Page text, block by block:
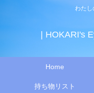
わたし
| HOKARI's
Home
持ち物リスト